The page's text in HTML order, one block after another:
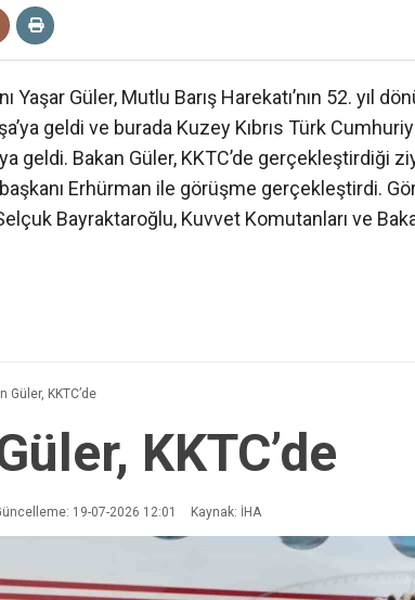
Yaşar Güler, Mutlu Barış Harekatı’nın 52. yıl
geldi ve burada Kuzey Kıbrıs Türk
geldi. Bakan Güler, KKTC’de gerçekleştirdiği
Erhürman ile görüşme gerçekleştirdi.
Bayraktaroğlu, Kuvvet Komutanları ve
Güler, KKTC’de
KKTC’de
19-07-2026 12:01 Kaynak: İHA